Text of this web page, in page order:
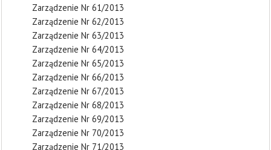
Zarządzenie Nr 61/2013
Zarządzenie Nr 62/2013
Zarządzenie Nr 63/2013
Zarządzenie Nr 64/2013
Zarządzenie Nr 65/2013
Zarządzenie Nr 66/2013
Zarządzenie Nr 67/2013
Zarządzenie Nr 68/2013
Zarządzenie Nr 69/2013
Zarządzenie Nr 70/2013
Zarządzenie Nr 71/2013